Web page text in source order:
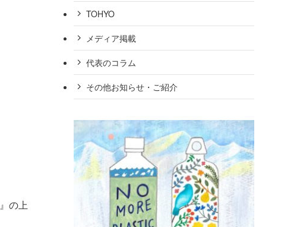
』の上
TOHYO
メディア掲載
代表のコラム
その他お知らせ・ご紹介